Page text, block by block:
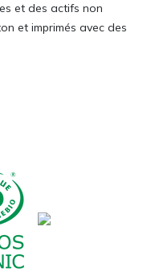
et des actifs non
et imprimés avec des